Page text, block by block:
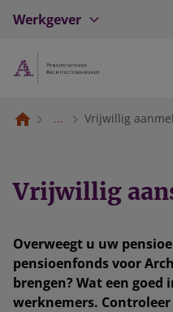
Werkgever
... Vrijwillig
Vrijwillig
Overweegt u uw
pensioenfonds voor
brengen? Wat een
werknemers.